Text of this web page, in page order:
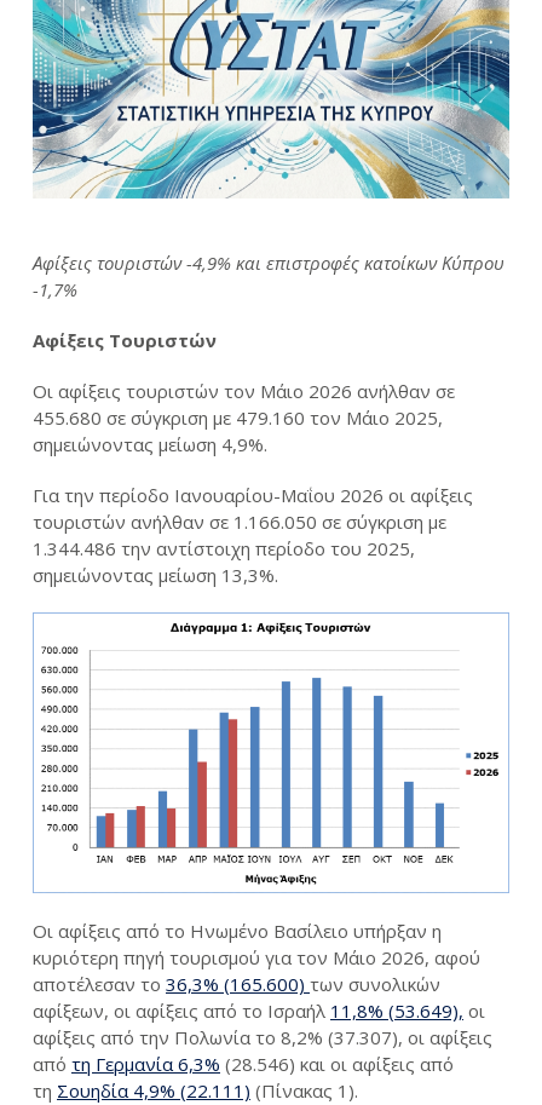
Αφίξεις τουριστών -4,9% και επιστροφές κατοίκων Κύπρου
-1,7%
Αφίξεις Τουριστών
Οι αφίξεις τουριστών τον Μάιο 2026 ανήλθαν σε
455.680 σε σύγκριση με 479.160 τον Μάιο 2025,
σημειώνοντας μείωση 4,9%.
Για την περίοδο Ιανουαρίου-Μαΐου 2026 οι αφίξεις
τουριστών ανήλθαν σε 1.166.050 σε σύγκριση με
1.344.486 την αντίστοιχη περίοδο του 2025,
σημειώνοντας μείωση 13,3%.
Οι αφίξεις από το Ηνωμένο Βασίλειο υπήρξαν η
κυριότερη πηγή τουρισμού για τον Μάιο 2026, αφού
αποτέλεσαν το 36,3% (165.600) των συνολικών
αφίξεων, οι αφίξεις από το Ισραήλ 11,8% (53.649), οι
αφίξεις από την Πολωνία το 8,2% (37.307), οι αφίξεις
από τη Γερμανία 6,3% (28.546) και οι αφίξεις από
τη Σουηδία 4,9% (22.111) (Πίνακας 1).